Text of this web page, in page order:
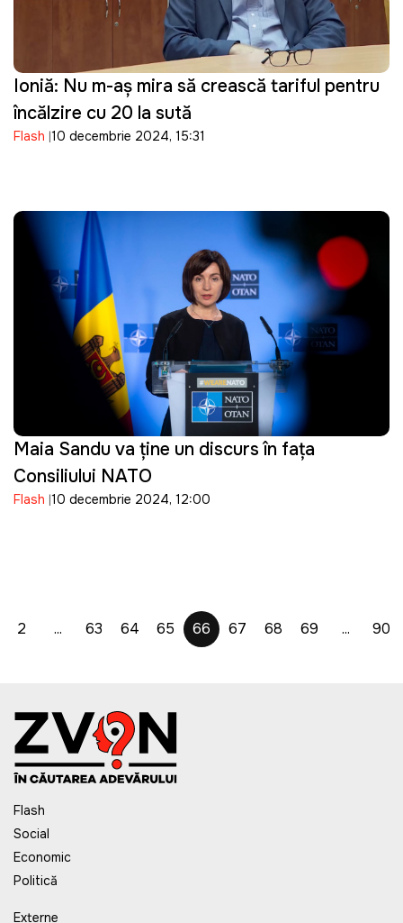
Ioniță: Nu m-aș mira să crească tariful pentru
încălzire cu 20 la sută
Flash 10 decembrie 2024, 15:31
Maia Sandu va ține un discurs în fața
Consiliului NATO
Flash 10 decembrie 2024, 12:00
2 ... 63 64 65 66 67 68 69 ... 90
Flash
Social
Economic
Politică
Externe